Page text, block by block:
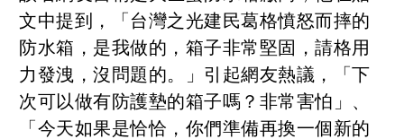
文中提到，「台灣之光建民葛格憤怒而摔的
防水箱，是我做的，箱子非常堅固，請格用
力發洩，沒問題的。」引起網友熱議，「下
次可以做有防護墊的箱子嗎？非常害怕」、
「今天如果是恰恰，你們準備再換一個新的